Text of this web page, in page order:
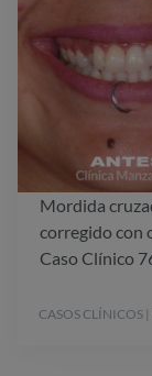
Mordida
corregido con
Caso Clínico
CASOS CLÍNICOS